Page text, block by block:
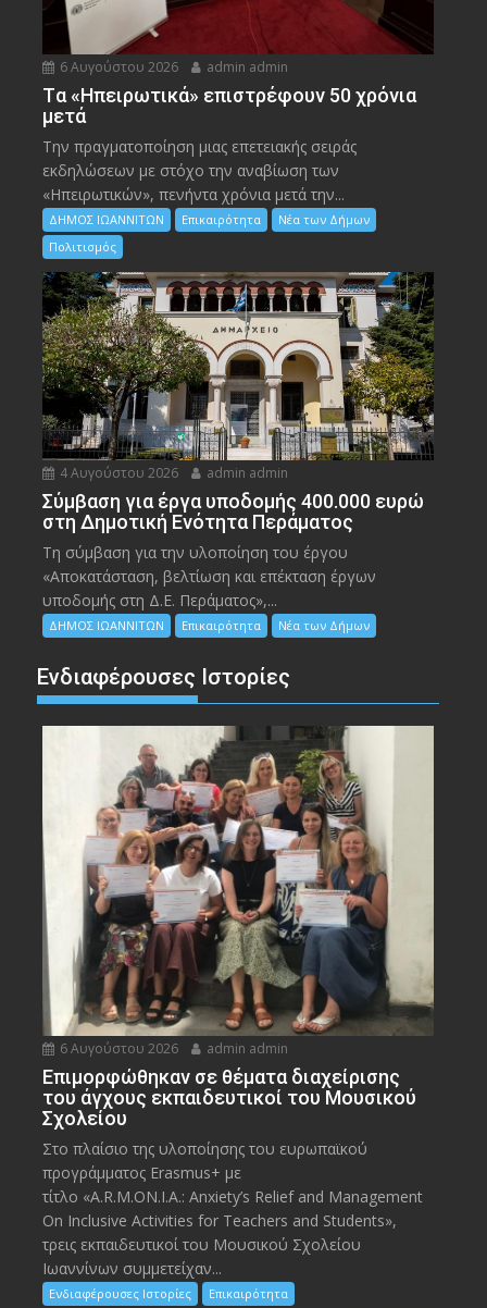
6 Αυγούστου 2026 admin admin
Tα «Ηπειρωτικά» επιστρέφουν 50 χρόνια
μετά
Την πραγματοποίηση μιας επετειακής σειράς
εκδηλώσεων με στόχο την αναβίωση των
«Ηπειρωτικών», πενήντα χρόνια μετά την...
ΔΗΜΟΣ ΙΩΑΝΝΙΤΩΝ Επικαιρότητα
Νέα των Δήμων
Πολιτισμός
4 Αυγούστου 2026 admin admin
Σύμβαση για έργα υποδομής 400.000 ευρώ
στη Δημοτική Ενότητα Περάματος
Τη σύμβαση για την υλοποίηση του έργου
«Αποκατάσταση, βελτίωση και επέκταση έργων
υποδομής στη Δ.Ε. Περάματος»,...
ΔΗΜΟΣ ΙΩΑΝΝΙΤΩΝ Επικαιρότητα Νέα των Δήμων
Ενδιαφέρουσες Ιστορίες
6 Αυγούστου 2026 admin admin
Eπιμορφώθηκαν σε θέματα διαχείρισης
του άγχους εκπαιδευτικοί του Μουσικού
Σχολείου
Στο πλαίσιο της υλοποίησης του ευρωπαϊκού
προγράμματος Erasmus+ με
τίτλο «A.R.M.ON.I.A.: Anxiety’s Relief and Management
On Inclusive Activities for Teachers and Students»,
τρεις εκπαιδευτικοί του Μουσικού Σχολείου
Ιωαννίνων συμμετείχαν...
Ενδιαφέρουσες Ιστορίες Επικαιρότητα